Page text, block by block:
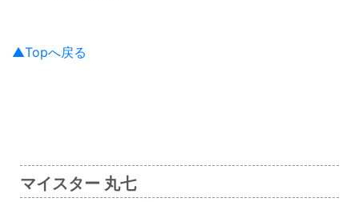
▲Topへ戻る
マイスター 丸七